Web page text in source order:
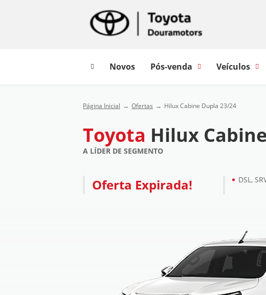
Novos Pós-venda Veículos
Página Inicial Ofertas Hilux Cabine Dupla 23/24
Toyota Hilux
A LÍDER DE SEGMENTO
Oferta Expirada! DSL,